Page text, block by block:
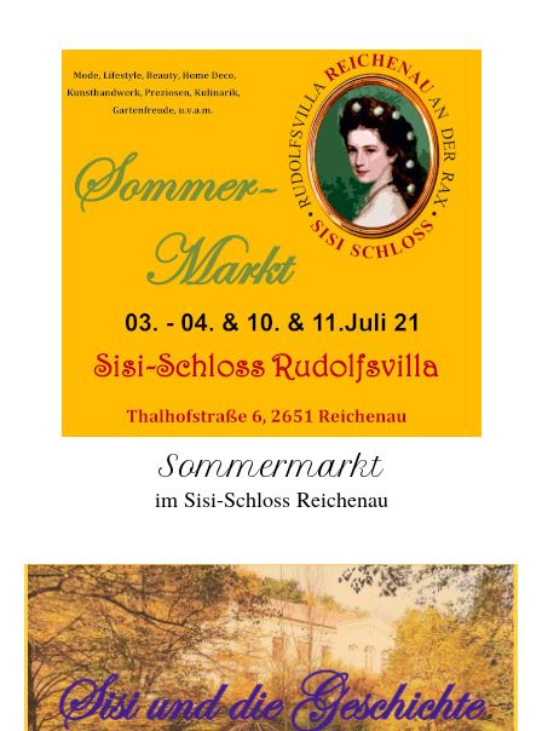
Sommermarkt
im Sisi-Schloss Reichenau